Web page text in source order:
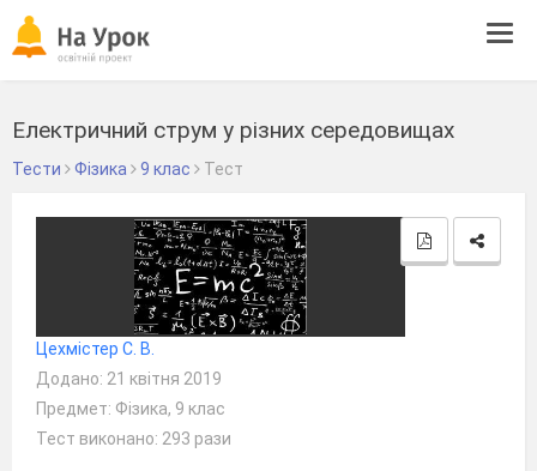
Електричний струм у різних середовищах
Тести Фізика 9 клас Тест
Цехмістер С. В.
Додано: 21 квітня 2019
Предмет: Фізика, 9 клас
Тест виконано: 293 рази